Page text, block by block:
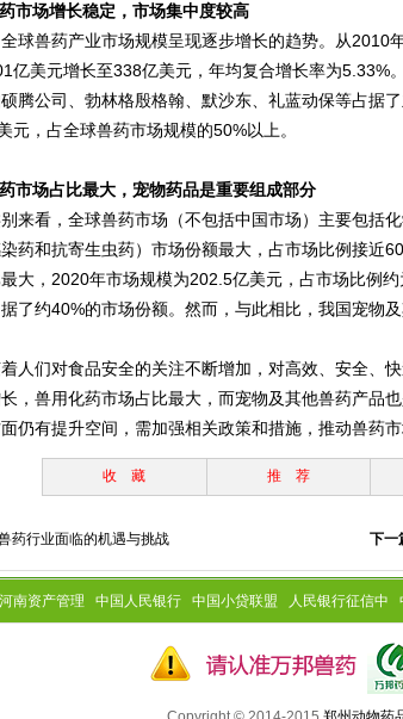
市场增长稳定，市场集中度较高
球兽药产业市场规模呈现逐步增长的趋势。从2010
亿美元增长至338亿美元，年均复合增长率为5.33%
腾公司、勃林格殷格翰、默沙东、礼蓝动保等占据
元，占全球兽药市场规模的50%以上。
市场占比最大，宠物药品是重要组成部分
来看，全球兽药市场（不包括中国市场）主要包括
染药和抗寄生虫药）市场份额最大，占市场比例接近
大，2020年市场规模为202.5亿美元，占市场比例
了约40%的市场份额。然而，与此相比，我国宠物
人们对食品安全的关注不断增加，对高效、安全、
，兽用化药市场占比最大，而宠物及其他兽药产品
仍有提升空间，需加强相关政策和措施，推动兽药市
收 藏 推 荐
药行业面临的机遇与挑战 下一
河南资产管理 中国人民银行 中国小贷联盟 人民银行征信中